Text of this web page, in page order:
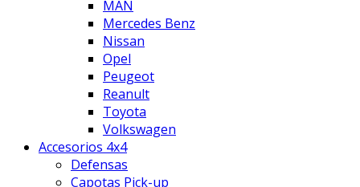
MAN
Mercedes Benz
Nissan
Opel
Peugeot
Reanult
Toyota
Volkswagen
Accesorios 4x4
Defensas
Capotas Pick-up